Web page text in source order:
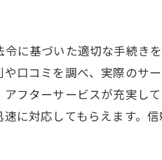
に基づいた適切な手続き
口コミを調べ、実際のサ
フターサービスが充実し
に対応してもらえます。